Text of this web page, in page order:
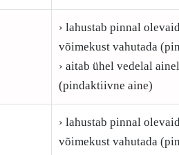
› lahustab pinnal
võimekust vahutada
› aitab ühel vedelal
(pindaktiivne aine)
› lahustab pinnal
võimekust vahutada